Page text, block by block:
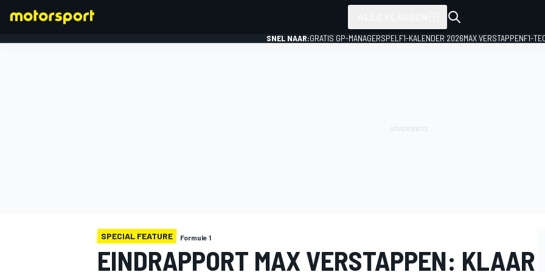
SNEL NAAR:GRATIS GP-MANAGERSPEL F1-KALENDER 2026MAX VERSTAPPENF1-
SPECIAL FEATURE Formule 1
EINDRAPPORT MAX VERSTAPPEN: KLAAR